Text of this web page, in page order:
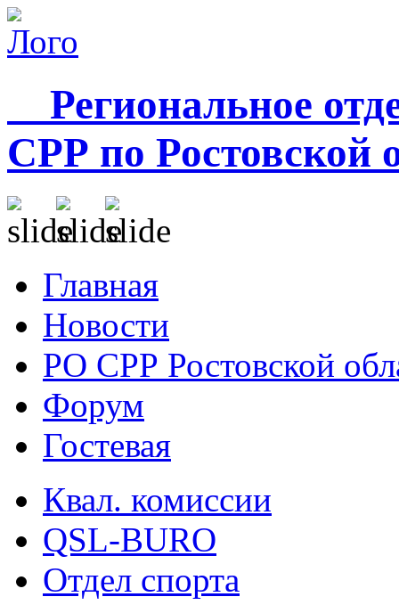
Региональное
СРР по Ростовской
Главная
Новости
РО СРР Ростовской
Форум
Гостевая
Квал. комиссии
QSL-BURO
Отдел спорта